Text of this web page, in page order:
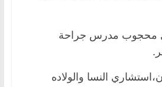
محجوب مدرس جراحة
النسا والولاده